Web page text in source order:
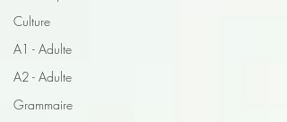
Culture
A1 - Adulte
A2 - Adulte
Grammaire